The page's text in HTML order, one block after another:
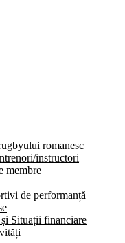
romanesc
instructori
membre
de performanță
Situații financiare